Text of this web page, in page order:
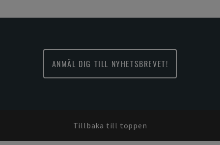
ANMÄL DIG TILL NYHETSBREVET!
Tillbaka till toppen